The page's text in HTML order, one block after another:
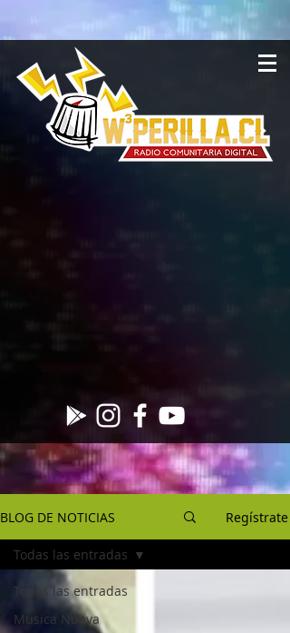
BLOG DE NOTICIAS Regístrate
Todas las entradas
Musica Nueva
Todas las entradas